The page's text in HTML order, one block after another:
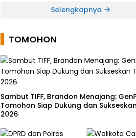
Selengkapnya
TOMOHON
Sambut TIFF, Brandon Menajang:
Tomohon Siap Dukung dan Sukseskan
2026